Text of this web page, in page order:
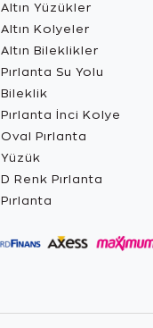
Altın Yüzükler
Altın Kolyeler
Altın Bileklikler
Pırlanta Su Yolu
Bileklik
Pırlanta İnci Kolye
Oval Pırlanta
Yüzük
D Renk Pırlanta
Pırlanta